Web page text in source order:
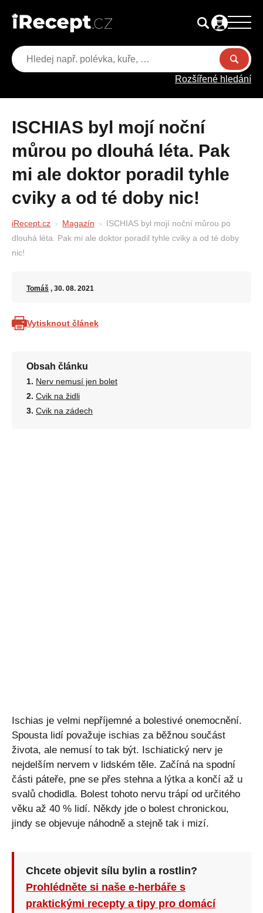
Rozšířené hledání
ISCHIAS byl mojí noční
můrou po dlouhá léta. Pak
mi ale doktor poradil tyhle
cviky a od té doby nic!
iRecept.cz Magazín
ISCHIAS byl mojí noční můrou po
dlouhá léta. Pak mi ale doktor poradil tyhle cviky a od té doby
nic!
Tomáš , 30. 08. 2021
Vytisknout článek
Obsah článku
Nerv nemusí jen bolet
Cvik na židli
Cvik na zádech
Ischias je velmi nepříjemné a bolestivé onemocnění.
Spousta lidí považuje ischias za běžnou součást
života, ale nemusí to tak být. Ischiatický nerv je
nejdelším nervem v lidském těle. Začíná na spodní
části páteře, pne se přes stehna a lýtka a končí až u
svalů chodidla. Bolest tohoto nervu trápí od určitého
věku až 40 % lidí. Někdy jde o bolest chronickou,
jindy se objevuje náhodně a stejně tak i mizí.
Chcete objevit sílu bylin a rostlin?
Prohlédněte si naše e-herbáře s
praktickými recepty a tipy pro domácí